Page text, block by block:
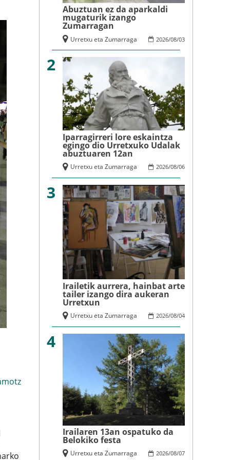
Abuztuan ez da aparkaldi
mugaturik izango
Zumarragan
2026/08/03
Urretxu eta Zumarraga
2
Iparragirreri lore eskaintza
egingo dio Urretxuko Udalak
abuztuaren 12an
2026/08/06
Urretxu eta Zumarraga
3
Irailetik aurrera, hainbat arte
tailer izango dira aukeran
Urretxun
2026/08/04
Urretxu eta Zumarraga
4
Irailaren 13an ospatuko da
Belokiko festa
2026/08/07
Urretxu eta Zumarraga